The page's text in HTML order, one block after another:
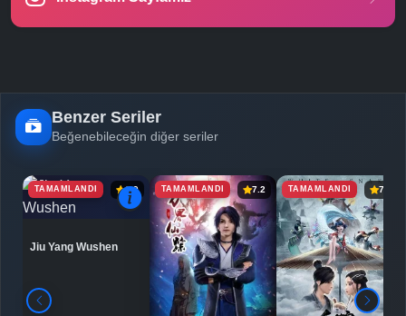
Benzer Seriler
Beğenebileceğin diğer seriler
TAMAMLANDI 6.9
Jiu Yang Wushen
TAMAMLANDI 7.2 TAMAMLANDI 7.5